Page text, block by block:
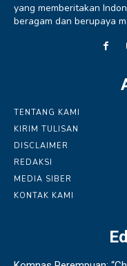
yang memberitakan
beragam dan berupaya
TENTANG KAMI
KIRIM TULISAN
DISCLAIMER
REDAKSI
MEDIA SIBER
KONTAK KAMI